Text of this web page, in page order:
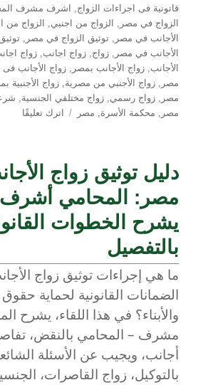
في
قانونية فى اجراءات الزواج, اشرف مشرف
الزواج في مصر , الزواج من اجنبي, الزواج من
الأجانب في مصر ,توثيق الزواج في مصر ,
الأجانب في مصر ,زواج,زواج اجانب,زواج
الأجانب,زواج الأجانب بمصر ,زواج الأجانب
مصر ,زواج الأجنبي من مصرية,زواج الأجنبية
مصر ,زواج رسمي,زواج مختلفي الجنسية,
مصر , محكمة الأسرة, مصر اترك تعليقًا
صحة
دليل توثيق زواج
مصر: المحامي
يشرح الخطوات
بالتفصيل
ما هي إجراءات توثيق زواج
الضمانات القانونية لحماية
والأبناء؟ في هذا اللقاء، يشرح
مشرف – المحامي بالنقض،
أجانب، ويجيب عن الأسئلة
بالتوكيل، زواج القاصرات،